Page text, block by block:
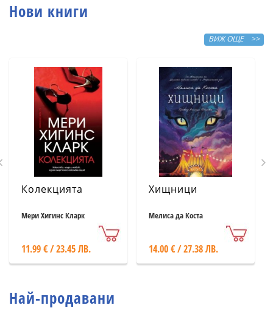
Нови книги
ВИЖ ОЩЕ >>
Колекцията
Мери Хигинс Кларк
11.99 € / 23.45 ЛВ.
Хищници
Мелиса да Коста
14.00 € / 27.38 ЛВ.
Най-продавани